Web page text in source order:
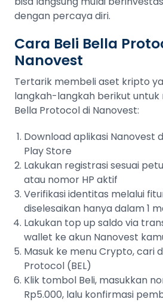
dengan percaya diri.
Cara Beli Bella
Nanovest
Tertarik membeli aset kripto
langkah-langkah berikut untuk
Bella Protocol di Nanovest:
Download aplikasi Nanovest
Play Store
Lakukan registrasi sesuai
atau nomor HP aktif
Verifikasi identitas melalui
diselesaikan hanya dalam 1
Lakukan top up saldo via
wallet ke akun Nanovest
Masuk ke menu Crypto, cari
Protocol (BEL)
Klik tombol Beli, masukkan
Rp5.000, lalu konfirmasi